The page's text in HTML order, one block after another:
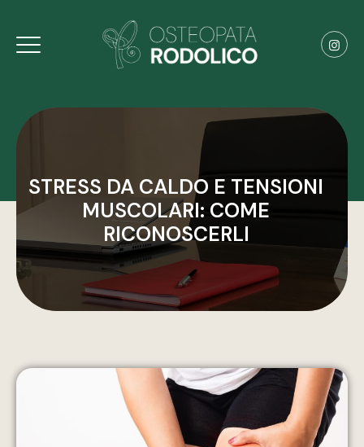
STRESS DA CALDO E TENSIONI
MUSCOLARI: COME
RICONOSCERLI